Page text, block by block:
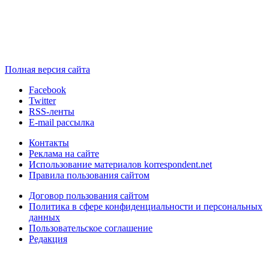
Полная версия сайта
Facebook
Twitter
RSS-ленты
E-mail рассылка
Контакты
Реклама на сайте
Использование материалов korrespondent.net
Правила пользования сайтом
Договор пользования сайтом
Политика в сфере конфиденциальности и персональных
данных
Пользовательское соглашение
Редакция